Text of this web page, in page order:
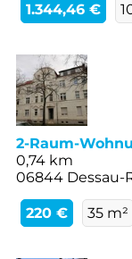
1.344,46 €
2-Raum-
0,74 km
06844 Dessau-
220 € 35 m²